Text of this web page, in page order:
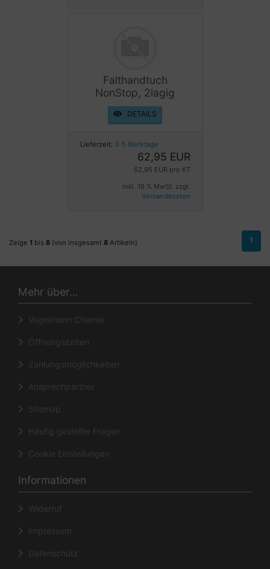
Falthandtuch
NonStop, 2lagig
DETAILS
Lieferzeit: 3-5 Werktage
62,95 EUR
62,95 EUR pro KT
inkl. 19 % MwSt. zzgl.
Versandkosten
Zeige 1 bis 8 (von insgesamt 8 Artikeln) 1
Mehr über...
Vogelmann Chemie
Öffnungszeiten
Zahlungsmöglichkeiten
Ansprechpartner
Sitemap
Häufig gestellte Fragen
Cookie Einstellungen
Informationen
Widerruf
Impressum
Datenschutz